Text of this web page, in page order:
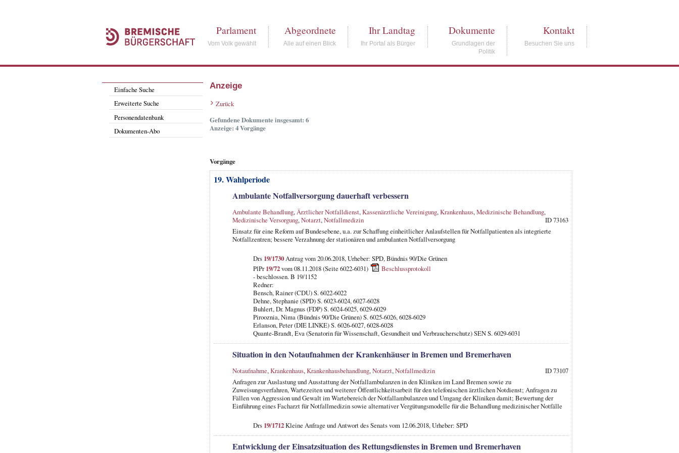
Parlament
Vom Volk gewählt
Abgeordnete
Alle auf einen Blick
Ihr Landtag
Ihr Portal als Bürger
Dokumente
Grundlagen der
Politik
Kontakt
Besuchen Sie uns
Einfache Suche
Erweiterte Suche
Personendatenbank
Dokumenten-Abo
Anzeige
Zurück
Gefundene Dokumente insgesamt: 6
Anzeige: 4 Vorgänge
Vorgänge
19. Wahlperiode
Ambulante Notfallversorgung dauerhaft verbessern
Ambulante Behandlung,Ärztlicher Notfalldienst,Kassenärztliche Vereinigung,Krankenhaus,Medizinische Behandlung,
Medizinische Versorgung,Notarzt,Notfallmedizin
ID 73163
Einsatz für eine Reform auf Bundesebene, u.a. zur Schaffung einheitlicher Anlaufstellen für Notfallpatienten als integrierte
Notfallzentren; bessere Verzahnung der stationären und ambulanten Notfallversorgung
Drs 19/1730Antrag vom 20.06.2018, Urheber: SPD, Bündnis 90/Die Grünen
PlPr19/72vom 08.11.2018 (Seite 6022-6031)
Beschlussprotokoll
- beschlossen. B 19/1152
Redner:
Bensch, Rainer (CDU) S. 6022-6022
Dehne, Stephanie (SPD) S. 6023-6024, 6027-6028
Buhlert, Dr. Magnus (FDP) S. 6024-6025, 6029-6029
Pirooznia, Nima (Bündnis 90/Die Grünen) S. 6025-6026, 6028-6029
Erlanson, Peter (DIE LINKE) S. 6026-6027, 6028-6028
Quante-Brandt, Eva (Senatorin für Wissenschaft, Gesundheit und Verbraucherschutz) SEN S. 6029-6031
Situation in den Notaufnahmen der Krankenhäuser in Bremen und Bremerhaven
Notaufnahme,Krankenhaus,Krankenhausbehandlung,Notarzt,Notfallmedizin
ID 73107
Anfragen zur Auslastung und Ausstattung der Notfallambulanzen in den Kliniken im Land Bremen sowie zu
Zuweisungsverfahren, Wartezeiten und weiterer Öffentlichkeitsarbeit für den telefonischen ärztlichen Notdienst; Anfragen zu
Fällen von Aggression und Gewalt im Wartebereich der Notfallambulanzen und Umgang der Kliniken damit; Bewertung der
Einführung eines Facharzt für Notfallmedizin sowie alternativer Vergütungsmodelle für die Behandlung medizinischer Notfälle
Drs 19/1712Kleine Anfrage und Antwort des Senats vom 12.06.2018, Urheber: SPD
Entwicklung der Einsatzsituation des Rettungsdienstes in Bremen und Bremerhaven